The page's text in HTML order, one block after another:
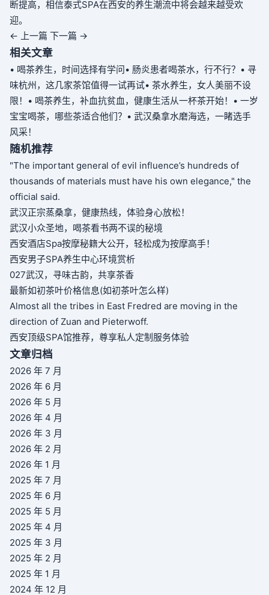
断提高，相信泰式SPA在西安的养生潮流中将会越来越受欢
迎。
← 上一篇 下一篇 →
相关文章
• 喝茶养生，时间选择有学问• 肠炎患者喝茶水，行不行？ • 寻
味杭州，这几家茶馆值得一试再试• 茶水养生，女人美丽不设
限！
• 喝茶养生，补血抗贫血，健康生活从一杯茶开始！
• 一岁
宝宝喝茶，哪些茶适合他们？ • 武汉桑拿水磨海选，一睹选手
风采！
随机推荐
"The important general of evil influence’s hundreds of
thousands of materials must have his own elegance," the
official said.
武汉正宗蒸桑拿，健康热线，体验身心放松！
武汉小众圣地，喝茶看书两不误的秘境
西安酒店Spa按摩秘籍大公开，轻松成为按摩高手！
西安男子SPA养生中心环境赏析
027武汉，寻味古韵，共享茶香
最新如初茶叶价格信息(如初茶叶怎么样)
Almost all the tribes in East Fredred are moving in the
direction of Zuan and Pieterwoff.
西安顶级SPA馆推荐，尊享私人定制服务体验
文章归档
2026 年 7 月
2026 年 6 月
2026 年 5 月
2026 年 4 月
2026 年 3 月
2026 年 2 月
2026 年 1 月
2025 年 7 月
2025 年 6 月
2025 年 5 月
2025 年 4 月
2025 年 3 月
2025 年 2 月
2025 年 1 月
2024 年 12 月